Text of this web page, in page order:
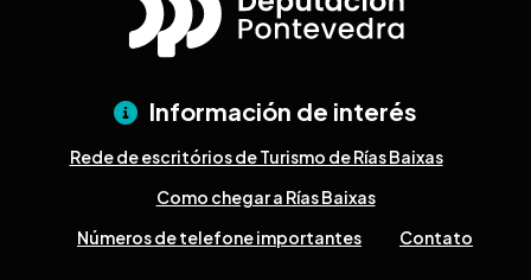
Información de interés
Rede de escritórios de Turismo de Rías Baixas
Como chegar a Rías Baixas
Números de telefone importantes
Contato